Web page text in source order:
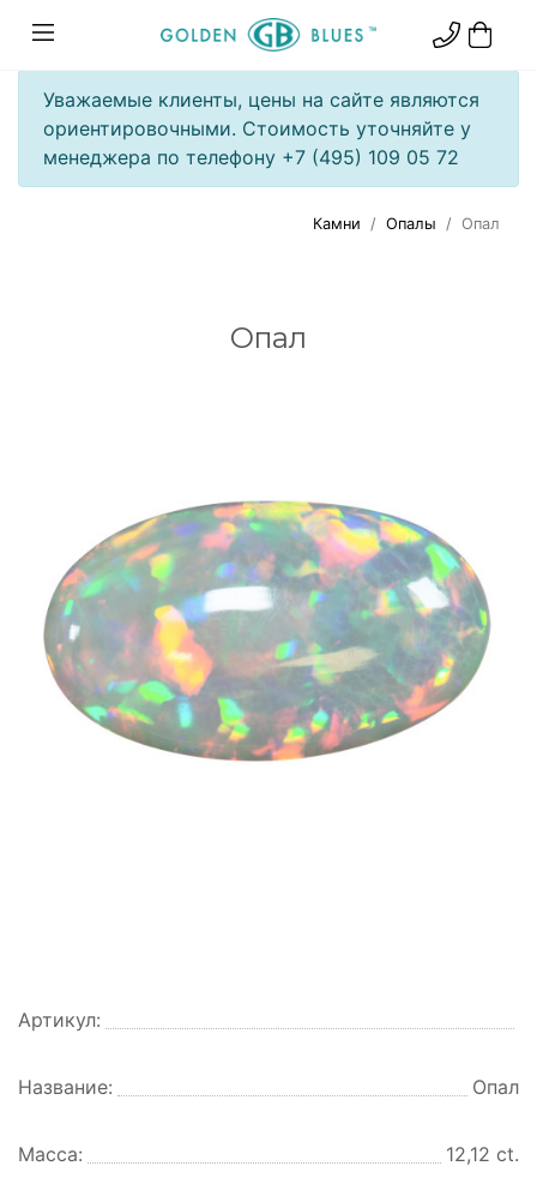
Уважаемые клиенты, цены на сайте являются
ориентировочными. Стоимость уточняйте у
менеджера по телефону +7 (495) 109 05 72
Камни Опалы Опал
Опал
Артикул:
Название: Опал
Масса: 12,12 ct.